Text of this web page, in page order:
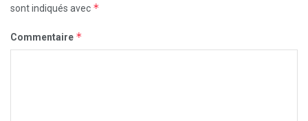
sont indiqués avec *
Commentaire *